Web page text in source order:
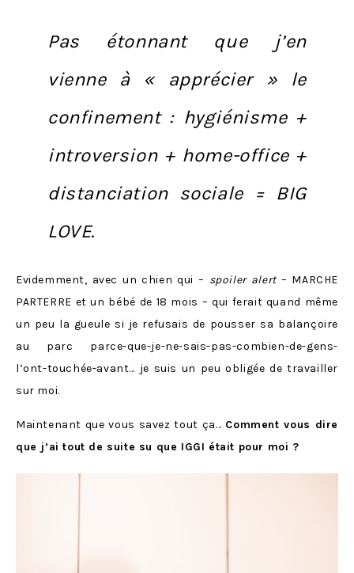
Pas étonnant que j’en
vienne à « apprécier » le
confinement : hygiénisme +
introversion + home-office +
distanciation sociale = BIG
LOVE.
Evidemment, avec un chien qui – spoiler alert – MARCHE
PARTERRE et un bébé de 18 mois – qui ferait quand même
un peu la gueule si je refusais de pousser sa balançoire
au parc parce-que-je-ne-sais-pas-combien-de-gens-
l’ont-touchée-avant… je suis un peu obligée de travailler
sur moi.
Maintenant que vous savez tout ça… Comment vous dire
que j’ai tout de suite su que IGGI était pour moi ?